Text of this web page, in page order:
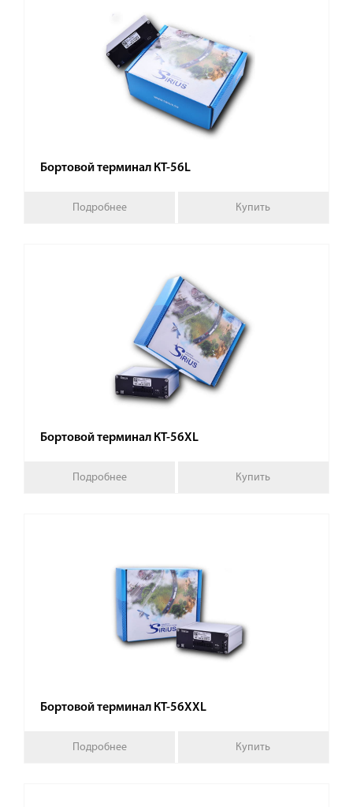
Бортовой терминал КТ-56L
Подробнее Купить
Бортовой терминал КТ-56XL
Подробнее Купить
Бортовой терминал КТ-56XXL
Подробнее Купить